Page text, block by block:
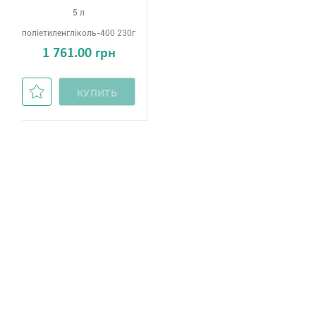
5 л
поліетиленгліколь-400 230г
1 761.00 грн
КУПИТЬ